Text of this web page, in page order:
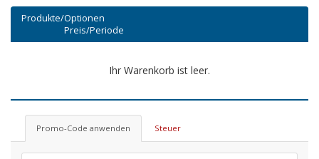
Produkte/Optionen
Preis/Periode
Ihr Warenkorb ist leer.
Promo-Code anwenden Steuer